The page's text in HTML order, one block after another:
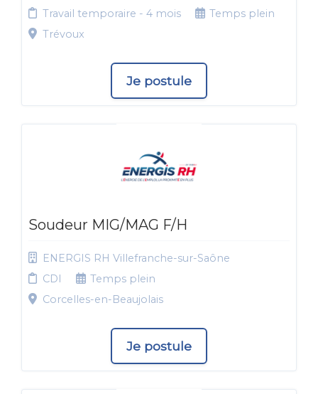
Travail temporaire - 4 mois
Temps plein
Trévoux
Je postule
Soudeur MIG/MAG F/H
ENERGIS RH Villefranche-sur-Saône
CDI
Temps plein
Corcelles-en-Beaujolais
Je postule